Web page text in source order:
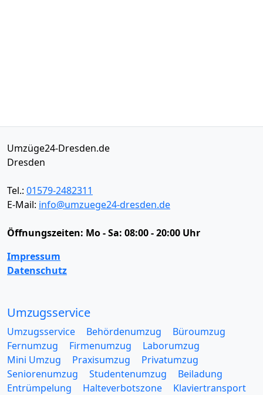
Umzüge24-Dresden.de
Dresden
Tel.: 01579-2482311
E-Mail: info@umzuege24-dresden.de
Öffnungszeiten: Mo - Sa: 08:00 - 20:00 Uhr
Impressum
Datenschutz
Umzugsservice
Umzugsservice Behördenumzug
Büroumzug
Fernumzug
Firmenumzug
Laborumzug
Mini Umzug
Praxisumzug
Privatumzug
Seniorenumzug
Studentenumzug
Beiladung
Entrümpelung
Halteverbotszone
Klaviertransport